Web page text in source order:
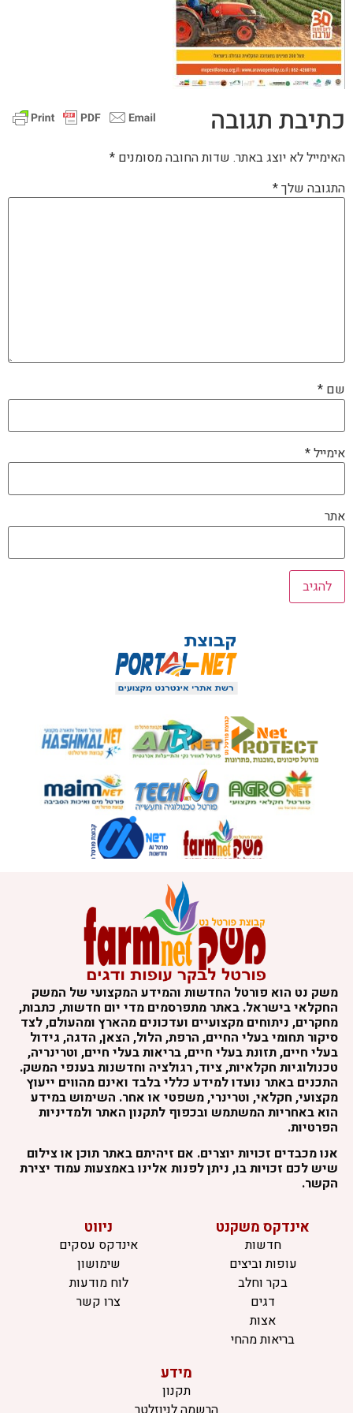
כתיבת תגובה
האימייל לא יוצג באתר. שדות החובה מסומנים *
התגובה שלך*
שם *
אימייל*
אתר
משק נט הוא פורטל החדשות והמידע המקצועי של המשק
החקלאי בישראל. באתר מתפרסמים מדי יום חדשות, כתבות,
מחקרים, ניתוחים מקצועיים ועדכונים מהארץ ומהעולם, לצד
סיקור תחומי בעלי החיים, הרפת, הלול, הצאן, הדגה, גידול
בעלי חיים, תזונת בעלי חיים, בריאות בעלי חיים, וטרינריה,
טכנולוגיות חקלאיות, ציוד, רגולציה וחדשנות בענפי המשק.
התכנים באתר נועדו למידע כללי בלבד ואינם מהווים ייעוץ
מקצועי, חקלאי, וטרינרי, משפטי או אחר. השימוש במידע
הוא באחריות המשתמש ובכפוף לתקנון האתר ולמדיניות
הפרטיות.
אנו מכבדים זכויות יוצרים. אם זיהיתם באתר תוכן או צילום
שיש לכם זכויות בו, ניתן לפנות אלינו באמצעות עמוד יצירת
הקשר.
אינדקס משקנט
חדשות
עופות וביצים
בקר וחלב
דגים
אצות
בריאות מהחי
ניווט
אינדקס עסקים
שימושון
לוח מודעות
צרו קשר
מידע
תקנון